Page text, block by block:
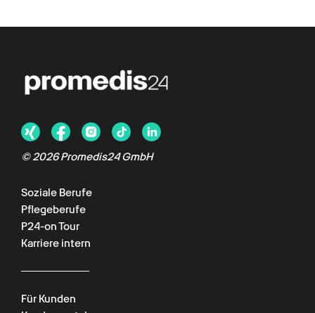
©2026Promedis24 GmbH
Soziale Berufe
Pflegeberufe
P24-on Tour
Karriere intern
Für Kunden